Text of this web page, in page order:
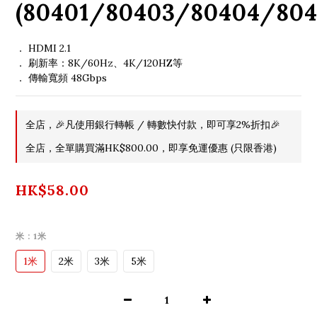
(80401/80403/80404/
． HDMI 2.1
． 刷新率：8K/60Hz、4K/120HZ等
． 傳輸寬頻 48Gbps
全店，🎉凡使用銀行轉帳 / 轉數快付款，即可享2%折扣🎉
全店，全單購買滿HK$800.00，即享免運優惠 (只限香港)
HK$58.00
米 : 1米
1米 2米 3米 5米